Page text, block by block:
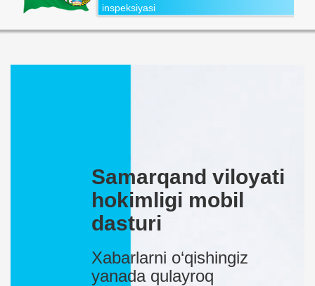
inspeksiyasi
Samarqand viloyati
hokimligi mobil
dasturi
Xabarlarni o‘qishingiz
yanada qulayroq